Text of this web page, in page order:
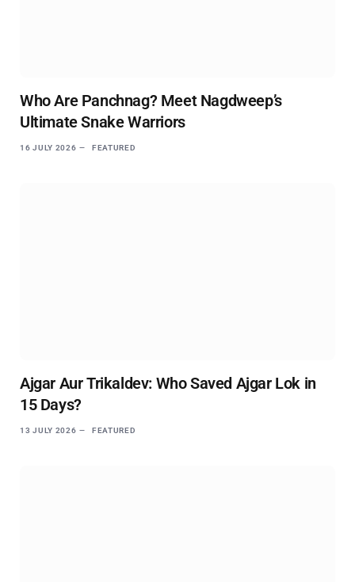
Who Are Panchnag? Meet Nagdweep’s
Ultimate Snake Warriors
16 JULY 2026 FEATURED
Ajgar Aur Trikaldev: Who Saved Ajgar Lok in
15 Days?
13 JULY 2026 FEATURED